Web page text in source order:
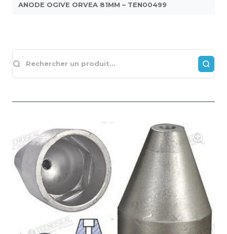
ANODE OGIVE ORVEA 81MM – TEN00499